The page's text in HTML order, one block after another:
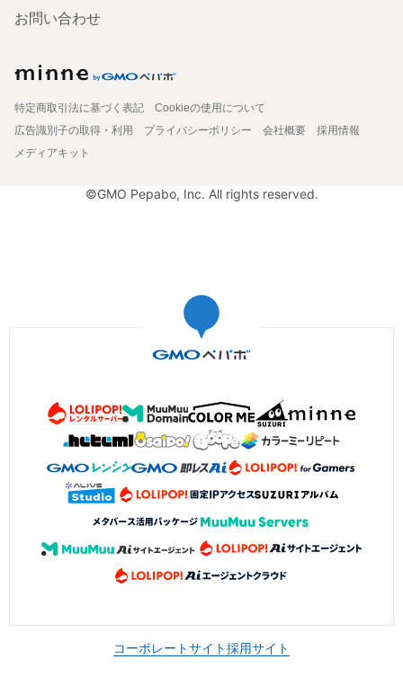
お問い合わせ
特定商取引法に基づく表記
Cookieの使用について
広告識別子の取得・利用
プライバシーポリシー 会社概要
採用情報
メディアキット
©GMO Pepabo, Inc. All rights reserved.
コーポレートサイト採用サイト